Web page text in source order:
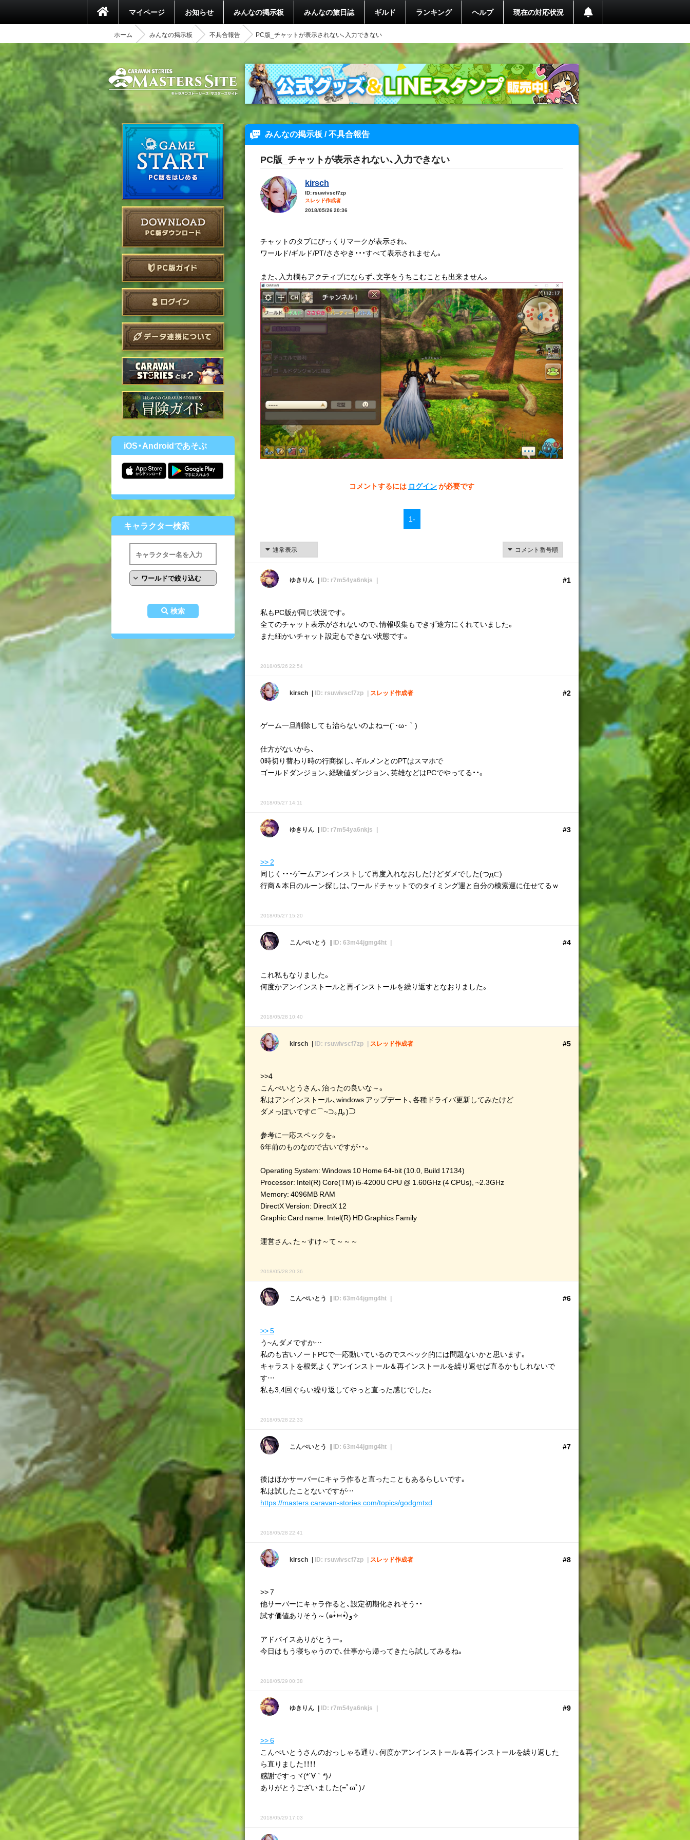
マイページ お知らせ みんなの掲示板 みんなの旅日誌 ギルド ランキング ヘルプ 現在の対応状況
ホーム みんなの掲示板 不具合報告 PC版_チャットが表示されない、入力できない
iOS・Androidであそぶ
キャラクター検索
検索
みんなの掲示板 / 不具合報告
PC版_チャットが表示されない、入力できない
kirsch
ID: rsuwivscf7zp
スレッド作成者
2018/05/26 20:36
チャットのタブにびっくりマークが表示され、
ワールド/ギルド/PT/ささやき・・・すべて表示されません。
また、入力欄もアクティブにならず、文字をうちこむことも出来ません。
コメントするには ログインが必要です
1-
ゆきりん ID: r7m54ya6nkjs #1
私もPC版が同じ状況です。
全てのチャット表示がされないので、情報収集もできず途方にくれていました。
また細かいチャット設定もできない状態です。
2018/05/26 22:54
kirsch ID: rsuwivscf7zp スレッド作成者 #2
ゲーム一旦削除しても治らないのよねー(´･ω･｀)
仕方がないから、
0時切り替わり時の行商探し、ギルメンとのPTはスマホで
ゴールドダンジョン、経験値ダンジョン、英雄などはPCでやってる・・。
2018/05/27 14:11
ゆきりん ID: r7m54ya6nkjs #3
>> 2
同じく・・・ゲームアンインストして再度入れなおしたけどダメでした(つд⊂)
行商＆本日のルーン探しは、ワールドチャットでのタイミング運と自分の模索運に任せてるｗ
2018/05/27 15:20
こんぺいとう ID: 63m44jgmg4ht #4
これ私もなりました。
何度かアンインストールと再インストールを繰り返すとなおりました。
2018/05/28 10:40
kirsch ID: rsuwivscf7zp スレッド作成者 #5
>>4
こんぺいとうさん、治ったの良いな～。
私はアンインストール、windows アップデート、各種ドライバ更新してみたけど
ダメっぽいです⊂⌒~⊃｡Д｡)⊃
参考に一応スペックを。
6年前のものなので古いですが・・。
Operating System: Windows 10 Home 64-bit (10.0, Build 17134)
Processor: Intel(R) Core(TM) i5-4200U CPU @ 1.60GHz (4 CPUs), ~2.3GHz
Memory: 4096MB RAM
DirectX Version: DirectX 12
Graphic Card name: Intel(R) HD Graphics Family
運営さん、た～すけ～て～～～
2018/05/28 20:36
こんぺいとう ID: 63m44jgmg4ht #6
>> 5
う~んダメですか…
私のも古いノートPCで一応動いているのでスペック的には問題ないかと思います。
キャラストを根気よくアンインストール＆再インストールを繰り返せば直るかもしれないで
す…
私も3,4回ぐらい繰り返してやっと直った感じでした。
2018/05/28 22:33
こんぺいとう ID: 63m44jgmg4ht #7
後はほかサーバーにキャラ作ると直ったこともあるらしいです。
私は試したことないですが…
https://masters.caravan-stories.com/topics/godgmtxd
2018/05/28 22:41
kirsch ID: rsuwivscf7zp スレッド作成者 #8
>> 7
他サーバーにキャラ作ると、設定初期化されそう・・
試す価値ありそう～（๑•̀ㅂ•́）و✧
アドバイスありがとうー。
今日はもう寝ちゃうので、仕事から帰ってきたら試してみるね。
2018/05/29 00:38
ゆきりん ID: r7m54ya6nkjs #9
>> 6
こんぺいとうさんのおっしゃる通り、何度かアンインストール＆再インストールを繰り返した
ら直りました！！！！
感謝ですっヾ(*´∀｀*)ﾉ
ありがとうございました(=ﾟωﾟ)ﾉ
2018/05/29 17:03